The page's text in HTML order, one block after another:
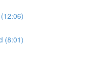
(8:01)